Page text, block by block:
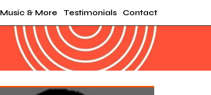
Music & More Testimonials Contact